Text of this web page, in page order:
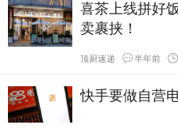
喜茶上线拼好
卖裹挟！
顶厨速递 半年前
快手要做自营